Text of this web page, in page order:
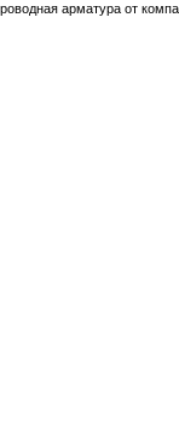
арматура от